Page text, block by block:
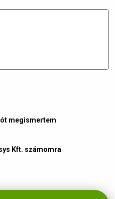
megismertem
Kft. számomra